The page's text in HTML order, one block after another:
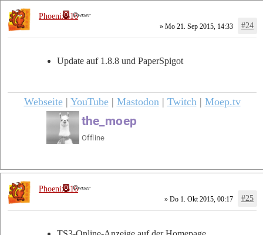
» Mo 21. Sep 2015, 14:33 #24
Update auf 1.8.8 und PaperSpigot
Webseite| YouTube| Mastodon| Twitch| Moep.tv
Phoenix616Owner
» Do 1. Okt 2015, 00:17 #25
Phoenix616Owner